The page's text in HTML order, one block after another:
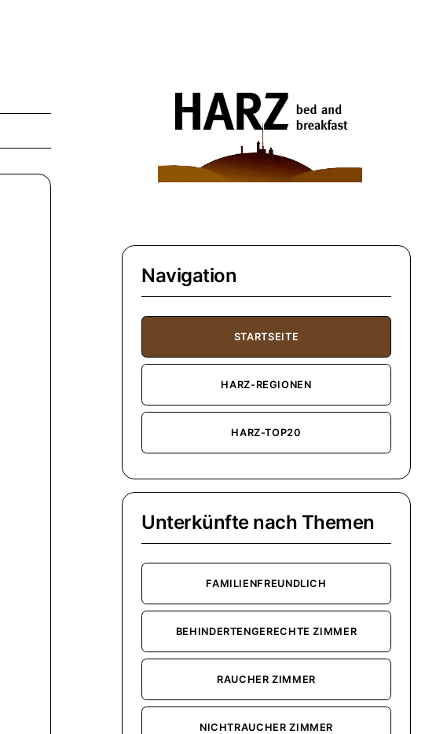
Navigation
STARTSEITE
HARZ-REGIONEN
HARZ-TOP20
Unterkünfte nach Themen
FAMILIENFREUNDLICH
BEHINDERTENGERECHTE ZIMMER
RAUCHER ZIMMER
NICHTRAUCHER ZIMMER